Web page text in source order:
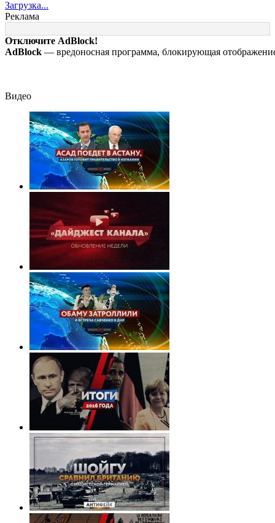
мертвую 16-
летнюю дочь и не
мог сдержать
слезы
испуганную
маленькую девочку
с игрушкой
Россия, полный
разбор провала
операции
Загрузка...
Реклама
Отключите AdBlock!
AdBlock — вредоносная программа, блокирующая
Видео